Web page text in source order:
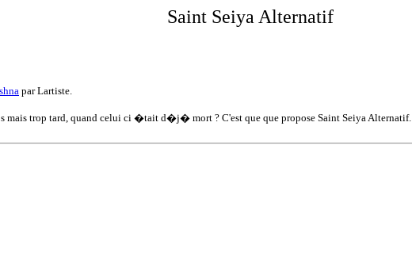
Saint Seiya Alternatif
par Lartiste.
mais trop tard, quand celui ci �tait d�j� mort ? C'est que que propose Saint Seiya Alternatif.